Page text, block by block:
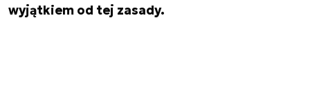
wyjątkiem od tej zasady.